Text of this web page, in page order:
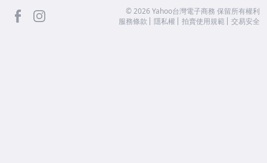
facebook ©2026 Yahoo台灣電子商務 保留所有權利
服務條款
隱私權 拍賣使用規範 交易安全